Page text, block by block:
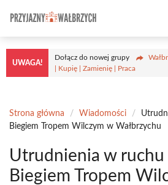
treści
UWAGA!
Dołącz do nowej grupy
| Kupię | Zamienię | Praca
Strona główna / Wiadomości /
Biegiem Tropem Wilczym w Wałbrzychu
Utrudnienia w ruchu
Biegiem Tropem